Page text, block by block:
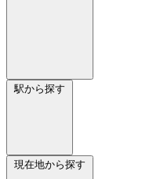
駅から探す
現在地から探す